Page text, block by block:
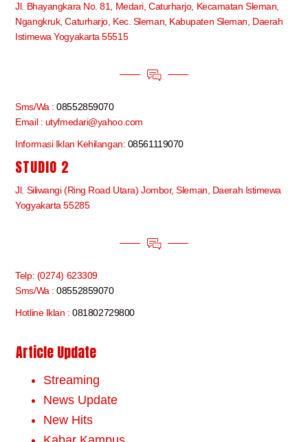
Jl. Bhayangkara No. 81, Medari, Caturharjo, Kecamatan Sleman,
Ngangkruk, Caturharjo, Kec. Sleman, Kabupaten Sleman, Daerah
Istimewa Yogyakarta 55515
Sms/Wa :08552859070
Email : utyfmedari@yahoo.com
Informasi Iklan Kehilangan: 08561119070
STUDIO 2
Jl. Siliwangi (Ring Road Utara) Jombor, Sleman, Daerah Istimewa
Yogyakarta 55285
Telp: (0274) 623309
Sms/Wa :08552859070
Hotline Iklan :081802729800
Article Update
Streaming
News Update
New Hits